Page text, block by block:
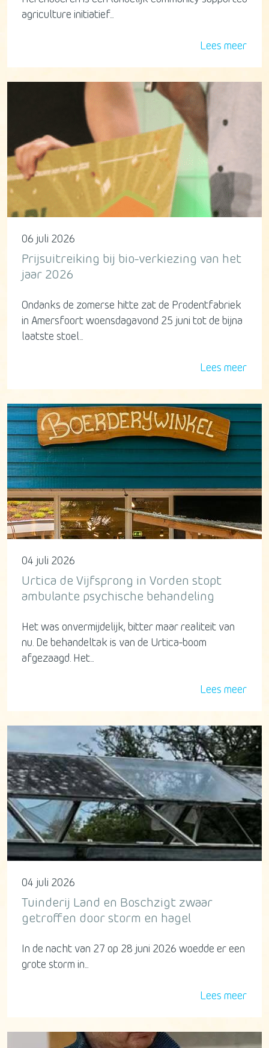
agriculture initiatief...
Lees meer
06 juli 2026
Prijsuitreiking bij bio-verkiezing van het
jaar 2026
Ondanks de zomerse hitte zat de Prodentfabriek
in Amersfoort woensdagavond 25 juni tot de bijna
laatste stoel...
Lees meer
04 juli 2026
Urtica de Vijfsprong in Vorden stopt
ambulante psychische behandeling
Het was onvermijdelijk, bitter maar realiteit van
nu. De behandeltak is van de Urtica-boom
afgezaagd. Het...
Lees meer
04 juli 2026
Tuinderij Land en Boschzigt zwaar
getroffen door storm en hagel
In de nacht van 27 op 28 juni 2026 woedde er een
grote storm in...
Lees meer